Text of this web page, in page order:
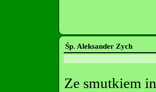
Śp. Aleksander Zych
Ze smutkiem